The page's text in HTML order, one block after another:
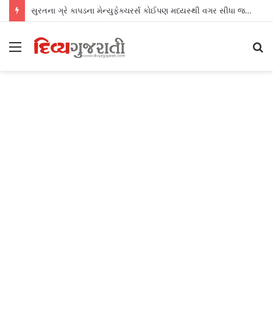
સુરતના ગ્રે કાપડના મેન્યુફેક્ચરર્સ કોઈપણ મધ્યસ્થી વગર સીધા જ શ્રીલંકાના આધુનિક ગારમેન્ટ યુનિટ્સને ફેબ્રિક એક્સપોર્ટ કરી શકશે
Menu